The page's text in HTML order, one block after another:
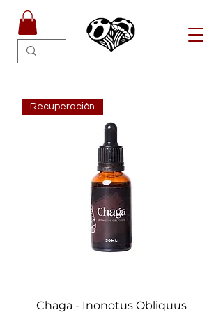
Recuperación
Chaga - Inonotus Obliquus